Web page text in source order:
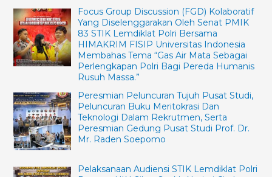
Focus Group Discussion (FGD) Kolaboratif
Yang Diselenggarakan Oleh Senat PMIK
83 STIK Lemdiklat Polri Bersama
HIMAKRIM FISIP Universitas Indonesia
Membahas Tema “Gas Air Mata Sebagai
Perlengkapan Polri Bagi Pereda Humanis
Rusuh Massa.”
Peresmian Peluncuran Tujuh Pusat Studi,
Peluncuran Buku Meritokrasi Dan
Teknologi Dalam Rekrutmen, Serta
Peresmian Gedung Pusat Studi Prof. Dr.
Mr. Raden Soepomo
Pelaksanaan Audiensi STIK Lemdiklat Polri